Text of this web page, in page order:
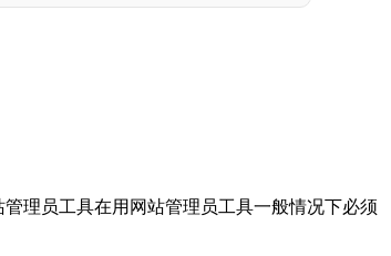
理员工具在用网站管理员工具一般情况下必须